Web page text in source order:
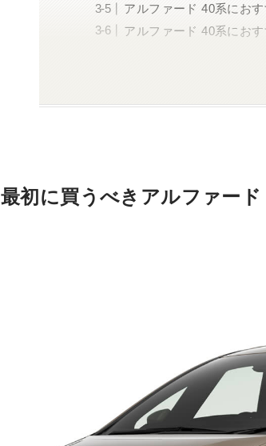
アルファード 40系にお
アルファード 40系にお
最初に買うべきアルファー